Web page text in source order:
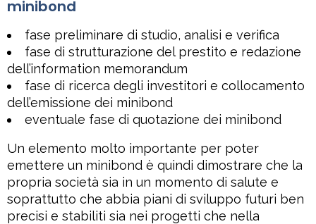
minibond
fase preliminare di studio, analisi e verifica
fase di strutturazione del prestito e redazione
dell’information memorandum
fase di ricerca degli investitori e collocamento
dell’emissione dei minibond
eventuale fase di quotazione dei minibond
Un elemento molto importante per poter
emettere un minibond è quindi dimostrare che la
propria società sia in un momento di salute e
soprattutto che abbia piani di sviluppo futuri ben
precisi e stabiliti sia nei progetti che nella